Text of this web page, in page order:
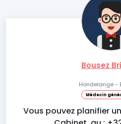
Bousez
Hondelange -
Médecin
Vous pouvez planifier